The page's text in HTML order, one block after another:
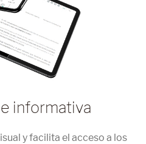
informativa
y facilita el acceso a los